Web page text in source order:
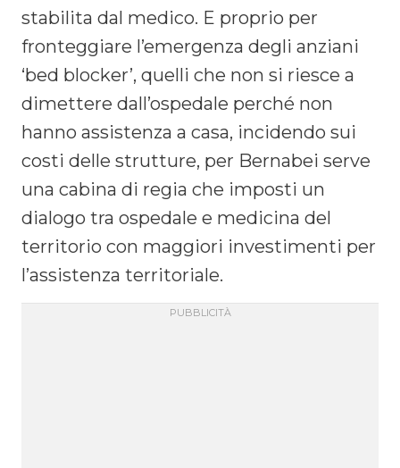
stabilita dal medico. E proprio per
fronteggiare l’emergenza degli anziani
‘bed blocker’, quelli che non si riesce a
dimettere dall’ospedale perché non
hanno assistenza a casa, incidendo sui
costi delle strutture, per Bernabei serve
una cabina di regia che imposti un
dialogo tra ospedale e medicina del
territorio con maggiori investimenti per
l’assistenza territoriale.